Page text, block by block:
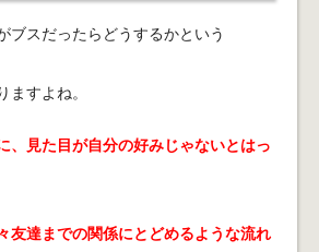
ブスだったらどうするかという
ますよね。
、見た目が自分の好みじゃないとはっ
友達までの関係にとどめるような流れ